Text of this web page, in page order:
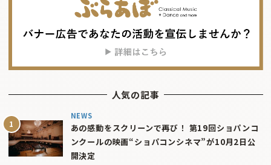
人気の記事
NEWS
あの感動をスクリーンで再び！ 第19回ショパンコ
ンクールの映画“ショパコンシネマ”が10月2日公
開決定